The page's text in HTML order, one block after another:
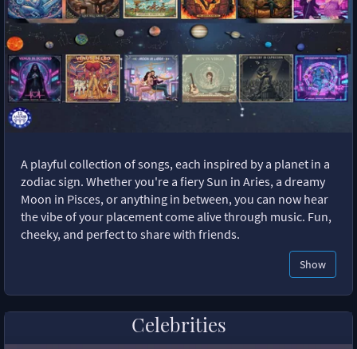
A playful collection of songs, each inspired by a planet in a
zodiac sign. Whether you're a fiery Sun in Aries, a dreamy
Moon in Pisces, or anything in between, you can now hear
the vibe of your placement come alive through music. Fun,
cheeky, and perfect to share with friends.
Show
Celebrities